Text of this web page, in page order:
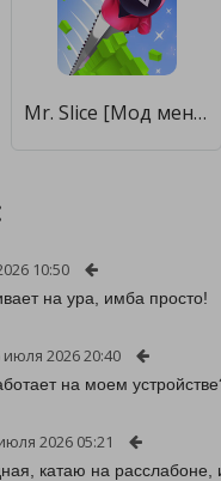
Mr. Slice [Мод меню]
10:50
на ура, имба просто!
июля 2026 20:40
на моем
2026 05:21
катаю на расслабоне,